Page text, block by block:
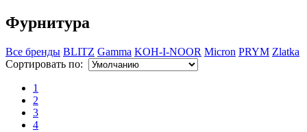
Фурнитура
Все бренды BLITZ Gamma KOH-I-NOOR Micron PRYM Zlatka
Сортировать по:
1
2
3
4